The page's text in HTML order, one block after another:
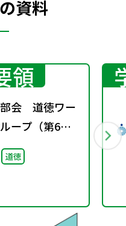
資料
領
会 道徳ワー
ープ（第6
資料
道徳